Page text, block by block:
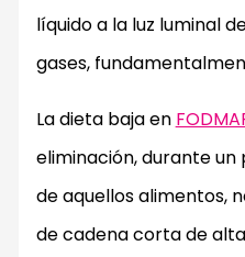
líquido a la luz luminal
gases,
La dieta baja en
eliminación, durante
de aquellos alimentos,
de cadena corta de